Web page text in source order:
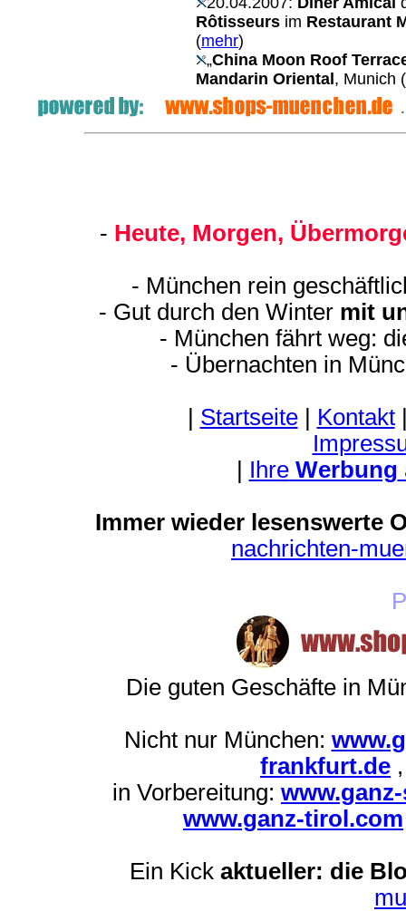
Rôtisseurs im Restaurant
(mehr)
„China Moon Roof
Mandarin Oriental , Munich (
- Heute, Morgen,
- München rein
- Gut durch den Winter mit
- München fährt weg:
- Übernachten in
Startseite| Kontakt
IhreWerbung
Immer wieder lesenswerte
nachrichten-
Die guten Geschäfte in
Nicht nur München:
frankfurt.de
in Vorbereitung:
www.ganz-tirol.com
Ein Kick aktueller: die